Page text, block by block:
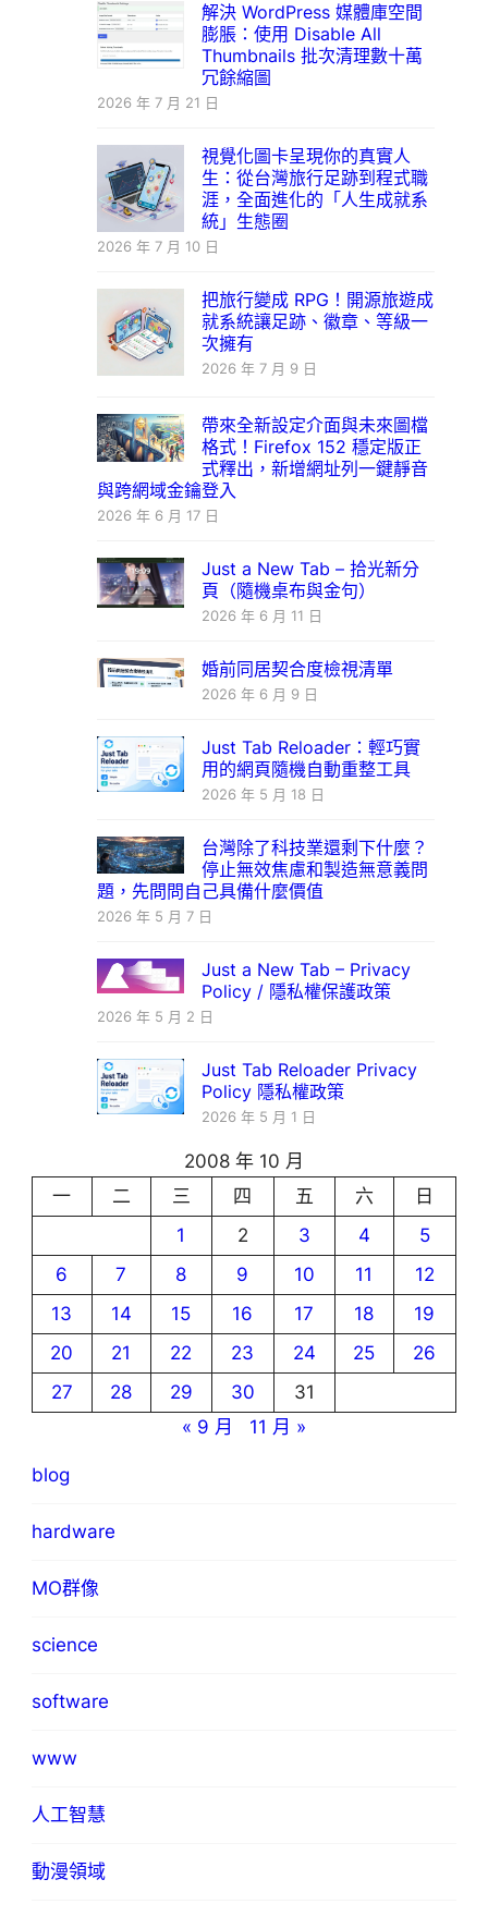
解決 WordPress 媒體庫空間
膨脹：使用 Disable All
Thumbnails 批次清理數十萬
冗餘縮圖
2026 年 7 月 21 日
視覺化圖卡呈現你的真實人
生：從台灣旅行足跡到程式職
涯，全面進化的「人生成就系
統」生態圈
2026 年 7 月 10 日
把旅行變成 RPG！開源旅遊成
就系統讓足跡、徽章、等級一
次擁有
2026 年 7 月 9 日
帶來全新設定介面與未來圖檔
格式！Firefox 152 穩定版正
式釋出，新增網址列一鍵靜音
與跨網域金鑰登入
2026 年 6 月 17 日
Just a New Tab – 拾光新分
頁（隨機桌布與金句）
2026 年 6 月 11 日
婚前同居契合度檢視清單
2026 年 6 月 9 日
Just Tab Reloader：輕巧實
用的網頁隨機自動重整工具
2026 年 5 月 18 日
台灣除了科技業還剩下什麼？
停止無效焦慮和製造無意義問
題，先問問自己具備什麼價值
2026 年 5 月 7 日
Just a New Tab – Privacy
Policy / 隱私權保護政策
2026 年 5 月 2 日
Just Tab Reloader Privacy
Policy 隱私權政策
2026 年 5 月 1 日
2008 年 10 月
一
二 三 四 五 六
日
1
2 3 4
5
6
7 8 9 10 11
12
13
14 15 16 17 18
19
20
21 22 23 24 25
26
27
28 29 30
31
« 9 月
11 月 »
blog
hardware
MO群像
science
software
www
人工智慧
動漫領域